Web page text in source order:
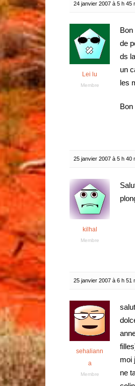
24 janvier 2007 à 5 h 45
Lei lu
Membre
de
ds
un
les
Bon
25 janvier 2007 à 5 h 40
kilhal
Membre
25 janvier 2007 à 6 h 51
sehaliann
a
Membre
salut
moi
ne